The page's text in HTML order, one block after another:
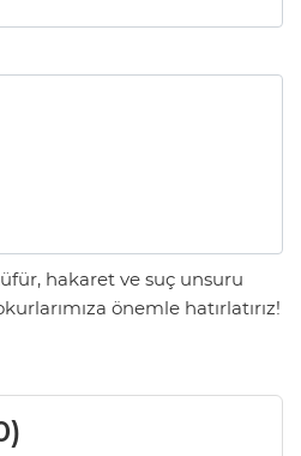
hakaret ve suç unsuru
önemle hatırlatırız!
)